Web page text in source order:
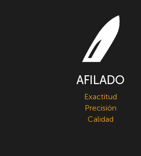
AFILADO
Exactitud
Precisión
Calidad